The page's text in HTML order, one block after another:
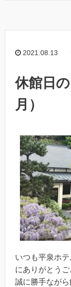
2021.08.13
休館日
月）
いつも平泉ホ
にありがとうご
誠に勝手なが